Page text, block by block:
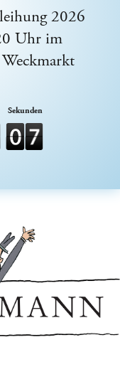
2026
Uhr im